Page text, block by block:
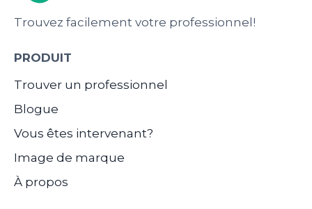
Trouvez facilement votre professionnel!
PRODUIT
Trouver un professionnel
Blogue
Vous êtes intervenant?
Image de marque
À propos